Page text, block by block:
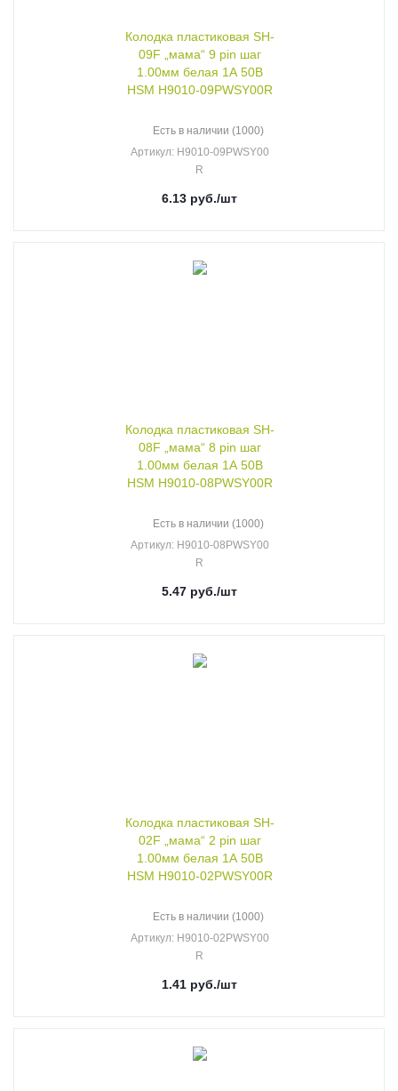
Колодка пластиковая SH-
09F „мама“ 9 pin шаг
1.00мм белая 1А 50В
HSM H9010-09PWSY00R
Есть в наличии (1000)
Артикул: H9010-09PWSY00
R
6.13 руб./шт
Колодка пластиковая SH-
08F „мама“ 8 pin шаг
1.00мм белая 1А 50В
HSM H9010-08PWSY00R
Есть в наличии (1000)
Артикул: H9010-08PWSY00
R
5.47 руб./шт
Колодка пластиковая SH-
02F „мама“ 2 pin шаг
1.00мм белая 1А 50В
HSM H9010-02PWSY00R
Есть в наличии (1000)
Артикул: H9010-02PWSY00
R
1.41 руб./шт